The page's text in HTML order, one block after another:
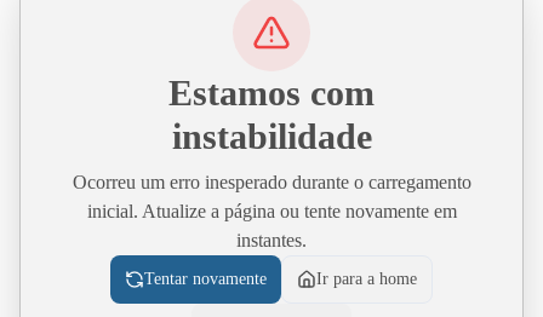
Estamos com
instabilidade
Ocorreu um erro inesperado durante o carregamento
inicial. Atualize a página ou tente novamente em
instantes.
Tentar novamente Ir para a home